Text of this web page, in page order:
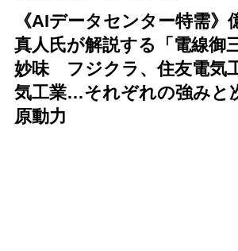
《AIデータセンター特需》
真人氏が解説する「電線御
妙味 フジクラ、住友電気
気工業…それぞれの強みと
原動力